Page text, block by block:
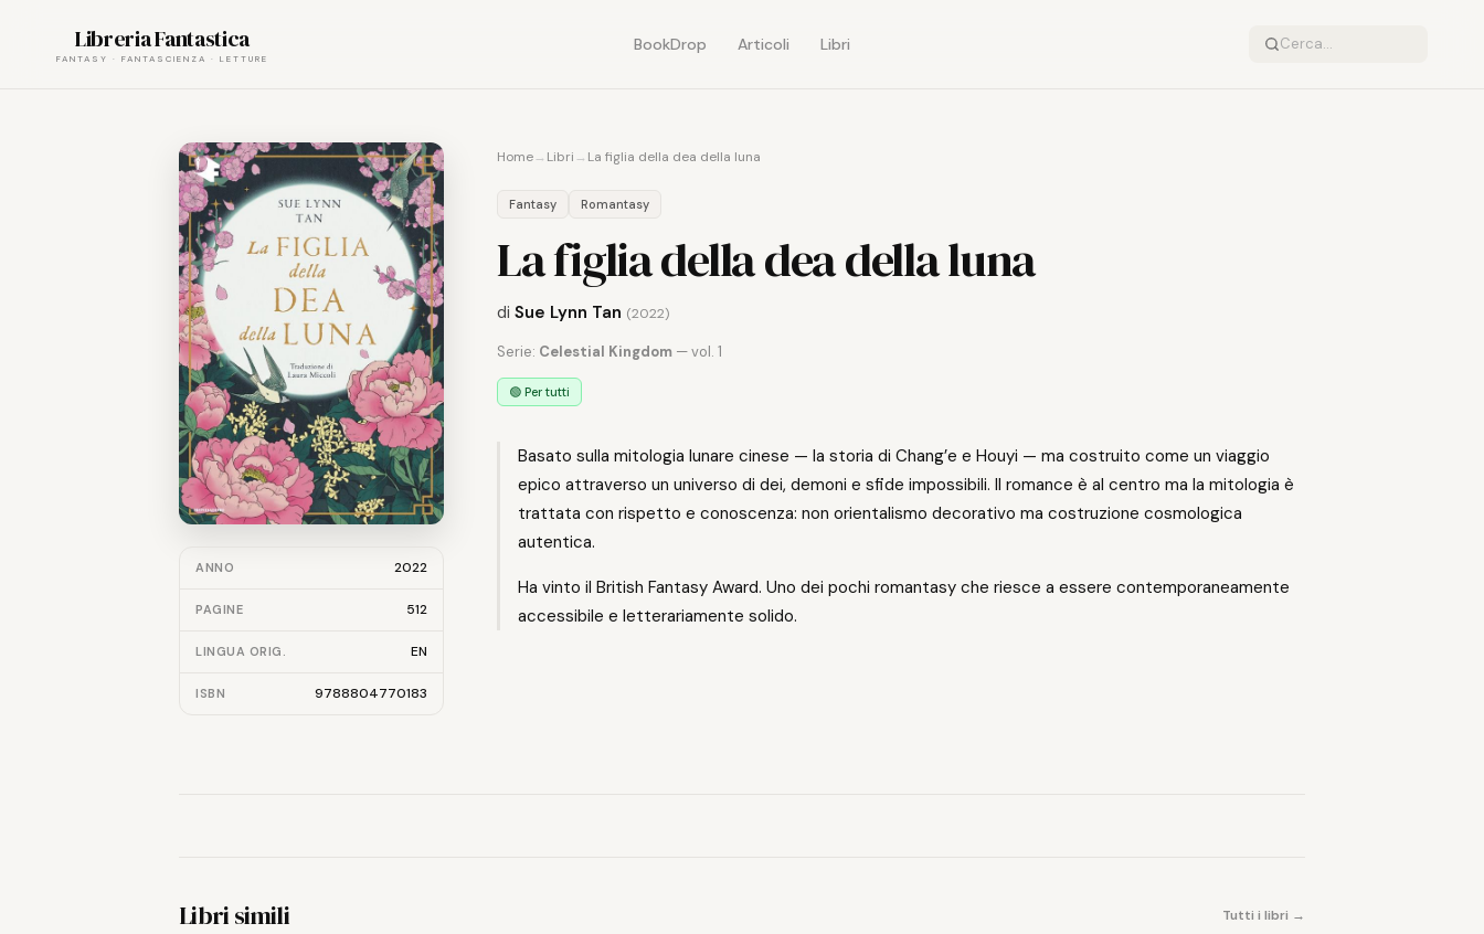
content
Libreria Fantastica BookDrop Articoli Libri
ANNO 2022
PAGINE 512
LINGUA ORIG. EN
ISBN 9788804770183
Home→ Libri→ La figlia della dea della luna
Fantasy Romantasy
La figlia della dea della luna
di Sue Lynn Tan (2022)
Serie: Celestial Kingdom — vol. 1
🟢 Per tutti
Basato sulla mitologia lunare cinese — la storia di Chang’e e Houyi — ma costruito come un viaggio
epico attraverso un universo di dei, demoni e sfide impossibili. Il romance è al centro ma la mitologia è
trattata con rispetto e conoscenza: non orientalismo decorativo ma costruzione cosmologica
autentica.
Ha vinto il British Fantasy Award. Uno dei pochi romantasy che riesce a essere contemporaneamente
accessibile e letterariamente solido.
Libri simili Tutti i libri →